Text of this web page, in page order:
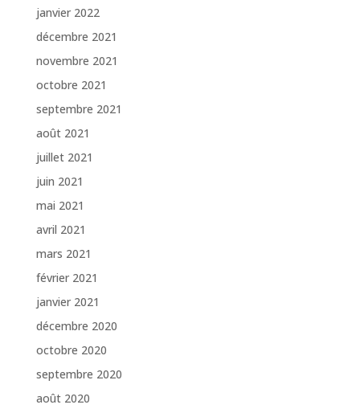
janvier 2022
décembre 2021
novembre 2021
octobre 2021
septembre 2021
août 2021
juillet 2021
juin 2021
mai 2021
avril 2021
mars 2021
février 2021
janvier 2021
décembre 2020
octobre 2020
septembre 2020
août 2020